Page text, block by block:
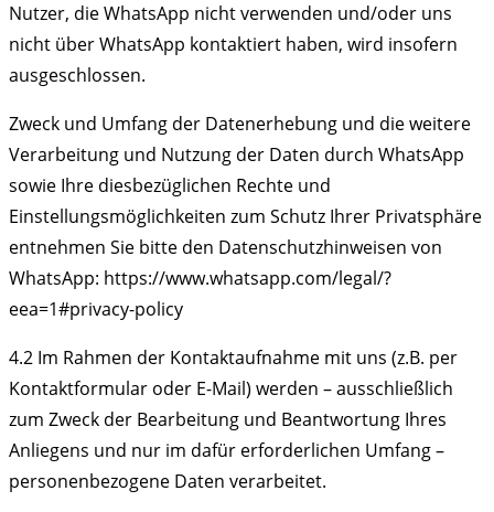
Nutzer, die WhatsApp nicht verwenden und/oder uns
nicht über WhatsApp kontaktiert haben, wird insofern
ausgeschlossen.
Zweck und Umfang der Datenerhebung und die weitere
Verarbeitung und Nutzung der Daten durch WhatsApp
sowie Ihre diesbezüglichen Rechte und
Einstellungsmöglichkeiten zum Schutz Ihrer Privatsphäre
entnehmen Sie bitte den Datenschutzhinweisen von
WhatsApp: https://www.whatsapp.com/legal/?
eea=1#privacy-policy
4.2 Im Rahmen der Kontaktaufnahme mit uns (z.B. per
Kontaktformular oder E-Mail) werden – ausschließlich
zum Zweck der Bearbeitung und Beantwortung Ihres
Anliegens und nur im dafür erforderlichen Umfang –
personenbezogene Daten verarbeitet.